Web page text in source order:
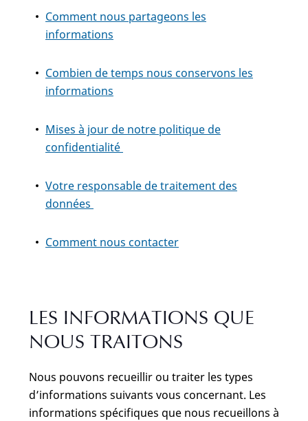
Comment nous partageons les
informations
Combien de temps nous conservons les
informations
Mises à jour de notre politique de
confidentialité
Votre responsable de traitement des
données
Comment nous contacter
LES INFORMATIONS QUE
NOUS TRAITONS
Nous pouvons recueillir ou traiter les types
d’informations suivants vous concernant. Les
informations spécifiques que nous recueillons à